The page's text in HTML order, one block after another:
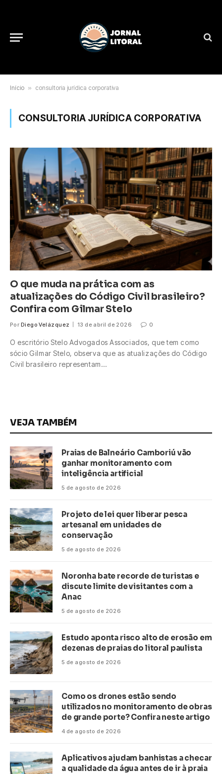
Início » consultoria jurídica corporativa
CONSULTORIA JURÍDICA CORPORATIVA
O que muda na prática com as
atualizações do Código Civil brasileiro?
Confira com Gilmar Stelo
Por Diego Velázquez 13 de abril de 2026 0
O escritório Stelo Advogados Associados, que tem como
sócio Gilmar Stelo, observa que as atualizações do Código
Civil brasileiro representam…
VEJA TAMBÉM
Praias de Balneário Camboriú vão
ganhar monitoramento com
inteligência artificial
5 de agosto de 2026
Projeto de lei quer liberar pesca
artesanal em unidades de
conservação
5 de agosto de 2026
Noronha bate recorde de turistas e
discute limite de visitantes com a
Anac
5 de agosto de 2026
Estudo aponta risco alto de erosão em
dezenas de praias do litoral paulista
5 de agosto de 2026
Como os drones estão sendo
utilizados no monitoramento de obras
de grande porte? Confira neste artigo
4 de agosto de 2026
Aplicativos ajudam banhistas a checar
a qualidade da água antes de ir à praia